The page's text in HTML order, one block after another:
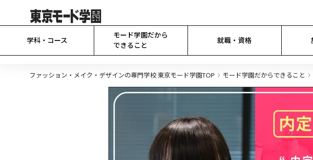
学科・コース
モード学園だから
できること
就職・資格
ファッション・メイク・デザインの専門学校 東京モード学園TOP モード学園だからできること